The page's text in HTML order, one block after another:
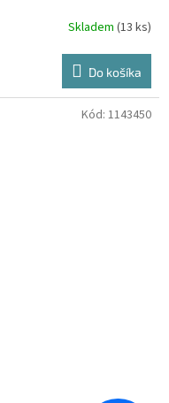
Skladem (13 ks)
Do košíka
Kód: 1143450